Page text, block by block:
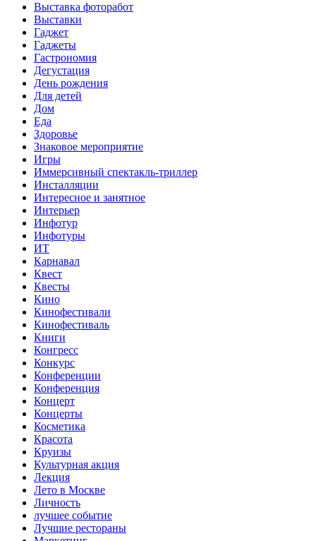
Выставка фоторабот
Выставки
Гаджет
Гаджеты
Гастрономия
Дегустация
День рождения
Для детей
Дом
Еда
Здоровье
Знаковое мероприятие
Игры
Иммерсивный спектакль-триллер
Инсталляции
Интересное и занятное
Интерьер
Инфотур
Инфотуры
ИТ
Карнавал
Квест
Квесты
Кино
Кинофестивали
Кинофестиваль
Книги
Конгресс
Конкурс
Конференции
Конференция
Концерт
Концерты
Косметика
Красота
Круизы
Культурная акция
Лекция
Лето в Москве
Личность
лучшее событие
Лучшие рестораны